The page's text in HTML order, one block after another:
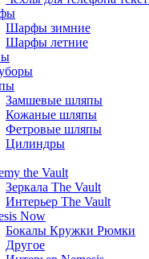
Шарфы зимние
Шарфы летние
Замшевые шляпы
Кожаные шляпы
Фетровые шляпы
Цилиндры
the Vault
Зеркала The Vault
Интерьер The Vault
Now
Бокалы Кружки Рюмки
Другое